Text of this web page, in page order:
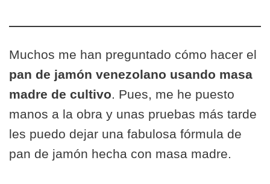
Muchos me han preguntado cómo hacer el
pan de jamón venezolano usando masa
madre de cultivo. Pues, me he puesto
manos a la obra y unas pruebas más tarde
les puedo dejar una fabulosa fórmula de
pan de jamón hecha con masa madre.